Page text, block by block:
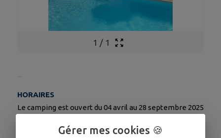
1 / 1
HORAIRES
Le camping est ouvert du 04 avril au 28 septembre 2025
Gérer mes cookies 🍪